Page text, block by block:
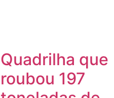
Quadrilha que
roubou 197